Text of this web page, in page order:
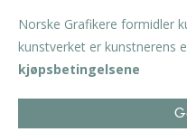
Norske Grafikere formidler
kunstverket er kunstnerens
kjøpsbetingelsene